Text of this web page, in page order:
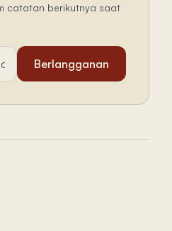
catatan berikutnya saat
Berlangganan